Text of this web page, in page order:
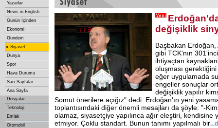
Yazarlar
News in English
Günün İçinden
Ekonomi
Gündem
» Siyaset
Dünya
Spor
Hava Durumu
Sarı Sayfalar
Ana Sayfa
Dosyalar
Teknoloji
Emlak
Otomobil
değişiklik
Başbakan
gibi TCK'nın
ihtiyaçtan
oluşması
eğer uygulamada
engeller sonuçlar
değişiklik yapılır
Somut önerilere açığız" dedi. Erdoğan'ın yeni yasama
toplantısındaki diğer önemli mesajları da şöyle: "-
olamaz, siyasetçiye yapılınca ağır eleştiri, kendisine
etmiyor. Çoklu standart. Bunun tanımı yapılmalı bir...